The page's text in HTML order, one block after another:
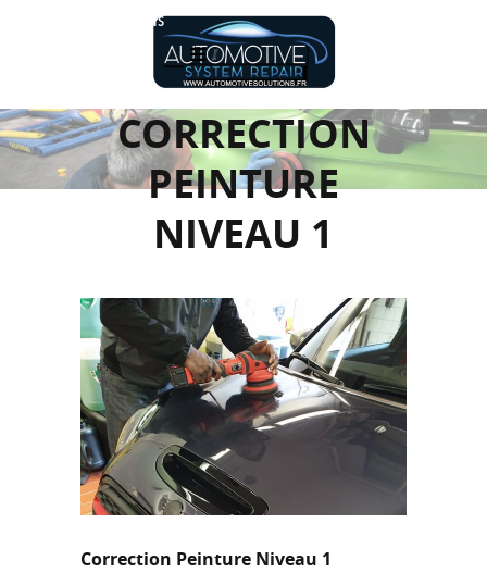
Réalisations
CORRECTION
PEINTURE
NIVEAU 1
Correction Peinture Niveau 1